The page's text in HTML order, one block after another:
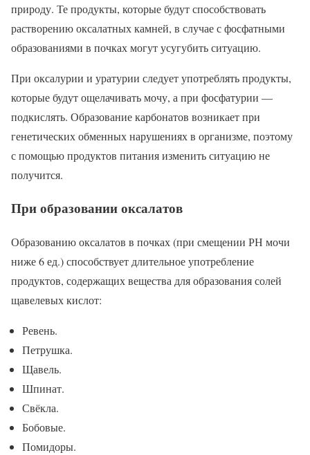
природу. Те продукты, которые будут способствовать
растворению оксалатных камней, в случае с фосфатными
образованиями в почках могут усугубить ситуацию.
При оксалурии и уратурии следует употреблять продукты,
которые будут ощелачивать мочу, а при фосфатурии —
подкислять. Образование карбонатов возникает при
генетических обменных нарушениях в организме, поэтому
с помощью продуктов питания изменить ситуацию не
получится.
При образовании оксалатов
Образованию оксалатов в почках (при смещении РН мочи
ниже 6 ед.) способствует длительное употребление
продуктов, содержащих вещества для образования солей
щавелевых кислот:
Ревень.
Петрушка.
Щавель.
Шпинат.
Свёкла.
Бобовые.
Помидоры.